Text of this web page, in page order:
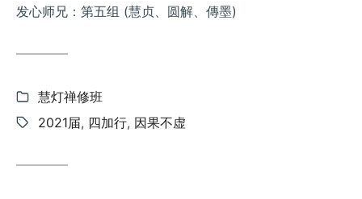
发心师兄：第五组 (慧贞、圆解、傳墨)
Categories:
慧灯禅修班
Tags:
2021届, 四加行, 因果不虚